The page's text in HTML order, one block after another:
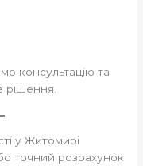
консультацію та
рішення.
у Житомирі
точний розрахунок